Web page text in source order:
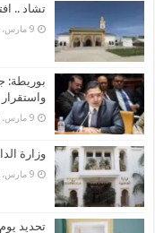
تشاد ..
9 مارس، 2026
بوريطة:
9 مارس، 2026
وزارة
9 مارس، 2026